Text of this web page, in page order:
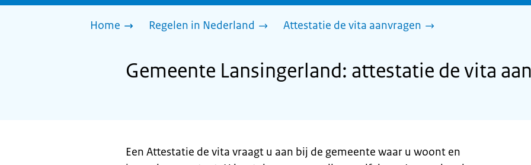
Home Regelen in Nederland Attestatie de vita aanvragen
Gemeente Lansingerland: attestatie de vita
Een Attestatie de vita vraagt u aan bij de gemeente waar u woont en